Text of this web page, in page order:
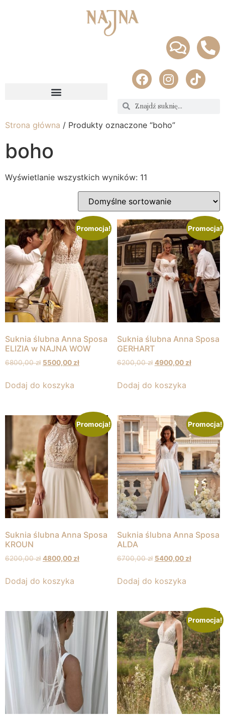
Strona główna / Produkty oznaczone “boho”
boho
Wyświetlanie wszystkich wyników: 11
Promocja!
Suknia ślubna Anna Sposa
ELIZIA w NAJNA WOW
6800,00zł 5500,00zł
Dodaj do koszyka
Promocja!
Suknia ślubna Anna Sposa
GERHART
6200,00zł 4900,00zł
Dodaj do koszyka
Promocja!
Suknia ślubna Anna Sposa
KROUN
6200,00zł 4800,00zł
Dodaj do koszyka
Promocja!
Suknia ślubna Anna Sposa
ALDA
6700,00zł 5400,00zł
Dodaj do koszyka
Promocja!